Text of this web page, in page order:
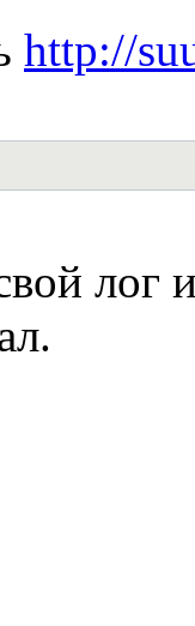
http://
лог